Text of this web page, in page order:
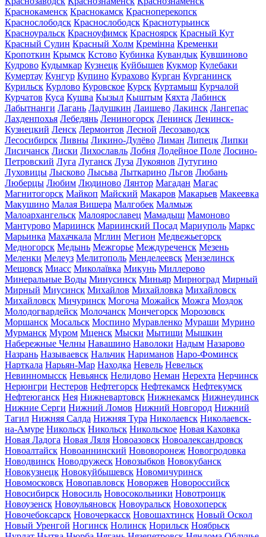
Краснокаменск Краснокамск Красноперекопск
Краснослободск Краснослободск Краснотурьинск
Красноуральск Красноуфимск Красноярск Красный Кут
Красный Сулин Красный Холм Кремінна Кременки
Кропоткин Крымск Кстово Кубинка Кувандык Кувшиново
Кудрово Кудымкар Кузнецк Куйбышев Кукмор Кулебаки
Кумертау Кунгур Купино Курахово Курган Курганинск
Курильск Курлово Куровское Курск Куртамыш Курчалой
Курчатов Куса Кушва Кызыл Кыштым Кяхта Лабинск
Лабытнанги Лагань Ладушкин Лаишево Лакинск Лангепас
Лахденпохья Лебедянь Лениногорск Ленинск Ленинск-
Кузнецкий Ленск Лермонтов Лесной Лесозаводск
Лесосибирск Ливны Ликино-Дулёво Лиман Липецк Липки
Лисичанск Лиски Лихославль Лобня Лодейное Поле Лосино-
Петровский Луга Луганск Луза Лукоянов Лутугино
Луховицы Лысково Лысьва Лыткарино Льгов Любань
Люберцы Любим Людиново Лянтор Магадан Магас
Магнитогорск Майкоп Майский Макаров Макарьев Макеевка
Макушино Малая Вишера Малгобек Малмыж
Малоархангельск Малоярославец Мамадыш Мамоново
Мантурово Мариинск Мариинский Посад Мариуполь Маркс
Марьинка Махачкала Мглин Мегион Медвежьегорск
Медногорск Медынь Межгорье Междуреченск Мезень
Меленки Мелеуз Мелитополь Менделеевск Мензелинск
Мещовск Миасс Миколаївка Микунь Миллерово
Минеральные Воды Минусинск Миньяр Мирноград Мирный
Мирный Миусинск Михайлов Михайловка Михайловск
Михайловск Мичуринск Могоча Можайск Можга Моздок
Молодогвардейск Молочанск Мончегорск Морозовск
Моршанск Мосальск Моспино Муравленко Мураши Мурино
Мурманск Муром Мценск Мыски Мытищи Мышкин
Набережные Челны Навашино Наволоки Надым Назарово
Назрань Называевск Нальчик Нариманов Наро-Фоминск
Нарткала Нарьян-Мар Находка Невель Невельск
Невинномысск Невьянск Нелидово Неман Нерехта Нерчинск
Нерюнгри Нестеров Нефтегорск Нефтекамск Нефтекумск
Нефтеюганск Нея Нижневартовск Нижнекамск Нижнеудинск
Нижние Серги Нижний Ломов Нижний Новгород Нижний
Тагил Нижняя Салда Нижняя Тура Николаевск Николаевск-
на-Амуре Никольск Никольск Никольское Новая Каховка
Новая Ладога Новая Ляля Новоазовск Новоалександровск
Новоалтайск Новоаннинский Нововоронеж Новогродовка
Новодвинск Новодружеск Новозыбков Новокубанск
Новокузнецк Новокуйбышевск Новомичуринск
Новомосковск Новопавловск Новоржев Новороссийск
Новосибирск Новосиль Новосокольники Новотроицк
Новоузенск Новоульяновск Новоуральск Новохоперск
Новочебоксарск Новочеркасск Новошахтинск Новый Оскол
Новый Уренгой Ногинск Нолинск Норильск Ноябрьск